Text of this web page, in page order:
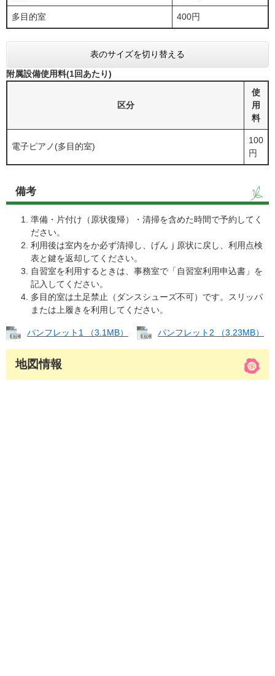
多目的室 400円
表のサイズを切り替える
附属設備使用料(1回あたり)
区分
使
用
料
電子ピアノ(多目的室)
100
円
備考
準備・片付け（原状復帰）・清掃を含めた時間で予約してく
ださい。
利用後は室内をか必ず清掃し、げんｊ原状に戻し、利用点検
表と鍵を返却してください。
自習室を利用するときは、事務室で「自習室利用申込書」を
記入してください。
多目的室は土足禁止（ダンスシューズ不可）です。スリッパ
または上履きを利用してください。​
パンフレット1 （3.1MB） パンフレット2 （3.23MB）
地図情報